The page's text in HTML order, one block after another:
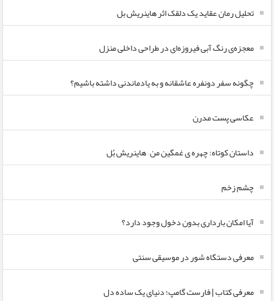
تحلیل رمان عقاید یک دلقک اثر هاینریش بل
معجزه‌ی رنگ آبی فیروزه‌ای در طراحی داخلی منزل
چگونه سفر دونفره عاشقانه و به یادماندنی داشته باشیم؟
عکاسی پست مدرن
داستان کوتاه: چهره ی غمگین من – هاینریش بُل
چشم زخم
آیا امکان بارداری بدون دخول وجود دارد؟
معرفی دستگاه شور در موسیقی سنتی
معرفی کتاب | فارست گامپ؛ دنیای یک ساده دل